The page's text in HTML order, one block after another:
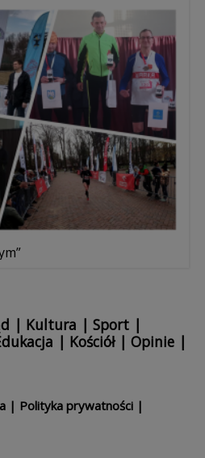
| Kultura | Sport |
| Kościół| Opinie |
| Polityka prywatności |